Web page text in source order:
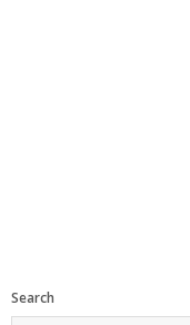
Search